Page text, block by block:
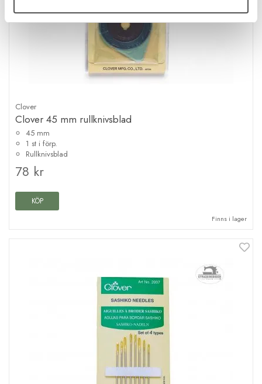
Clover
Clover 45 mm rullknivsblad
45 mm
1 st i förp.
Rullknivsblad
78 kr
KÖP
Finns i lager